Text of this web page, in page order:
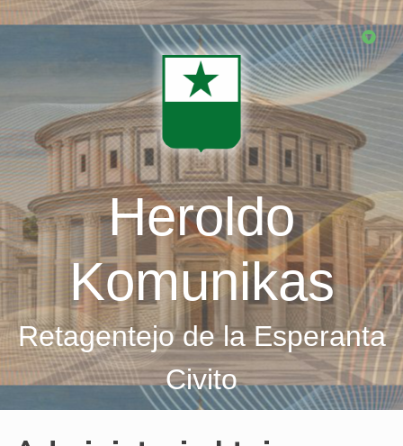
Skip
Heroldo
Komunikas
Retagentejo de la Esperanta
Civito